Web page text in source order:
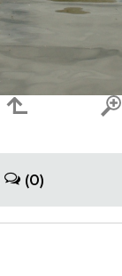
(0)